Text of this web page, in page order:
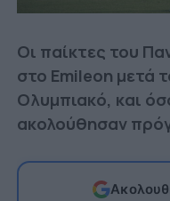
Οι παίκτες του
στο Emileon μετά
Ολυμπιακό, και
ακολούθησαν